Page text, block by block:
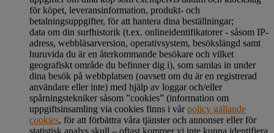
för köpet, leveransinformation, produkt- och
betalningsuppgifter, för att hantera dina beställningar;
data om din surfhistorik (t.ex. onlineidentifikatorer - såsom IP-
adress, webbläsarversion, operativsystem, besökslängd samt
huruvida du är en återkommande besökare och vilket
geografiskt område du befinner dig i), som samlas in under
dina besök på webbplatsen (oavsett om du är en registrerad
användare eller inte) med hjälp av loggar och/eller
spårningstekniker såsom ”cookies” (information om
uppgiftsinsamling via cookies finns i vårpolicy gällande
cookies, för att förbättra våra tjänster och annonser eller för